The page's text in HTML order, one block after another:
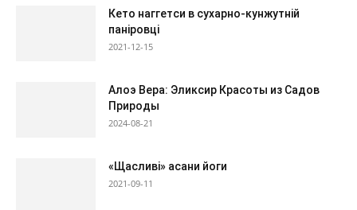
Кето наггетси в сухарно-кунжутній
паніровці
2021-12-15
Алоэ Вера: Эликсир Красоты из Садов
Природы
2024-08-21
«Щасливі» асани йоги
2021-09-11